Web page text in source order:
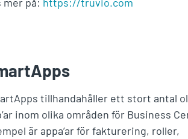
tillhandahåller ett stort antal
inom olika områden för Business
är appa’ar för fakturering, roller,